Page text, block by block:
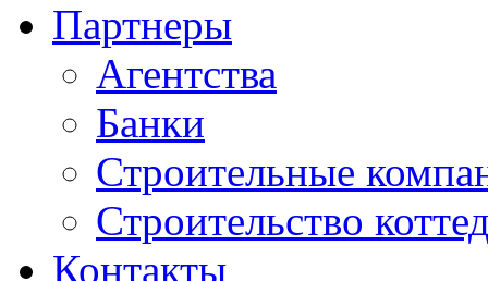
Партнеры
Агентства
Банки
Строительные
Строительство
Контакты